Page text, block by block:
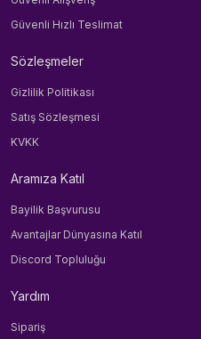
Güvenli Hızlı Teslimat
Sözleşmeler
Gizlilik Politikası
Satış Sözleşmesi
KVKK
Aramıza Katıl
Bayilik Başvurusu
Avantajlar Dünyasına Katıl
Discord Topluluğu
Yardım
Sipariş